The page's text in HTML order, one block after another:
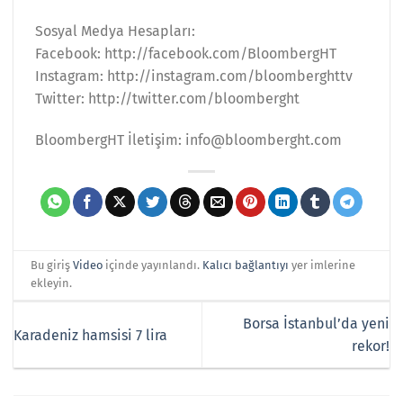
Sosyal Medya Hesapları:
Facebook: http://facebook.com/BloombergHT
Instagram: http://instagram.com/bloomberghttv
Twitter: http://twitter.com/bloomberght
BloombergHT İletişim: info@bloomberght.com
Bu girişVideo içinde yayınlandı. Kalıcı bağlantıyı yer imlerine
ekleyin.
Karadeniz hamsisi 7 lira
Borsa İstanbul’da yeni
rekor!